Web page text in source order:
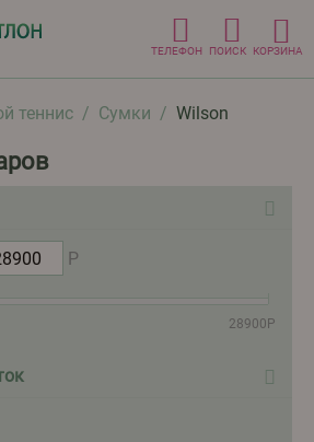
ТЕЛЕФОН ПОИСК КОРЗИНА
теннис / Сумки / Wilson
Р
28900 Р